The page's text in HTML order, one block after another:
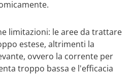
limitazioni: le aree da trattare
estese, altrimenti la
ovvero la corrente per
troppo bassa e l'efficacia